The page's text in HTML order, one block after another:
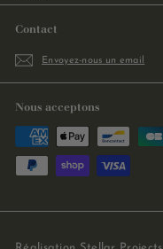
Contact
Envoyez-nous un email
Nous acceptons